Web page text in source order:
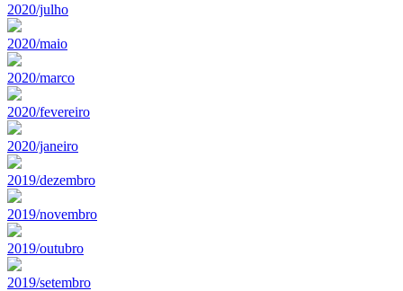
2020/julho
2020/maio
2020/marco
2020/fevereiro
2020/janeiro
2019/dezembro
2019/novembro
2019/outubro
2019/setembro